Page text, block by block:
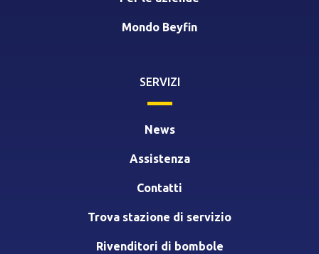
Mondo Beyfin
SERVIZI
News
Assistenza
Contatti
Trova stazione di servizio
Rivenditori di bombole